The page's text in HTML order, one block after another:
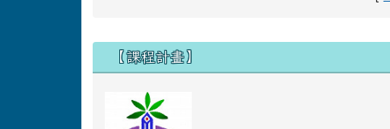
右邊區域內容
【課程計畫】